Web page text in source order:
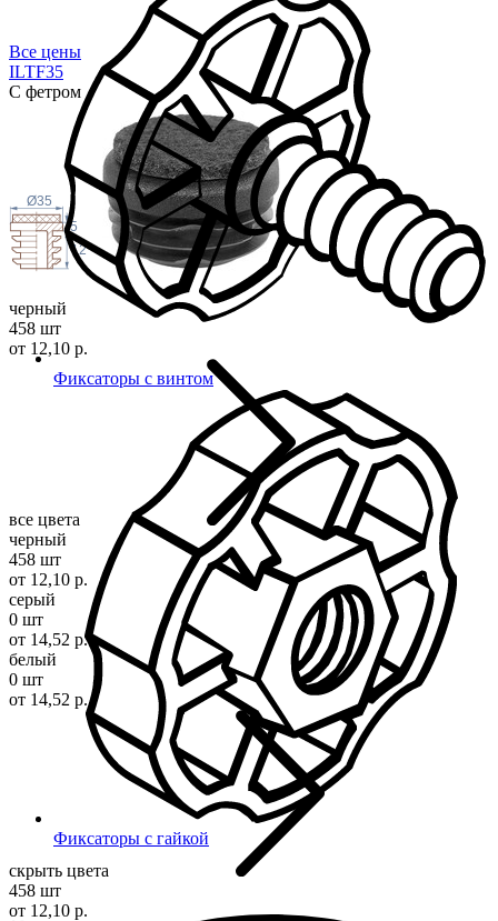
Фиксаторы с винтом
Фиксаторы с гайкой
Все цены
ILTF35
С фетром
5
12
Ø35
черный
458 шт
от 12,10 р.
все цвета
черный
458 шт
от 12,10 р.
серый
0 шт
от 14,52 р.
белый
0 шт
от 14,52 р.
скрыть цвета
458 шт
от 12,10 р.